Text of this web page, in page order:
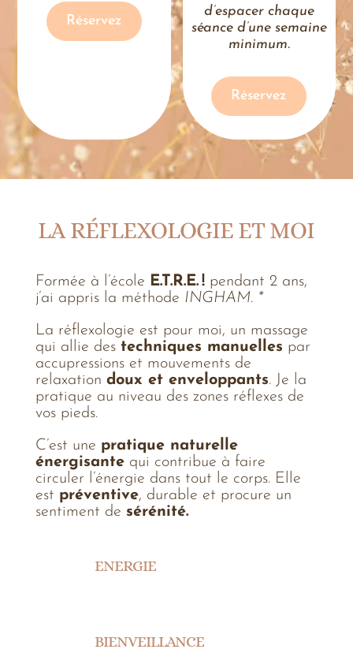
Réservez
d’espacer chaque
séance d’une semaine
minimum.
Réservez
LA RÉFLEXOLOGIE ET MOI
Formée à l’école E.T.R.E. !pendant 2 ans,
j’ai appris la méthode INGHAM. *
La réflexologie est pour moi, un massage
qui allie des techniques manuelles par
accupressions et mouvements de
relaxation doux et enveloppants. Je la
pratique au niveau des zones réflexes de
vos pieds.
C’est une pratique naturelle
énergisantequi contribue à faire
circuler l’énergie dans tout le corps. Elle
est préventive, durable et procure un
sentiment de sérénité.
ENERGIE
BIENVEILLANCE